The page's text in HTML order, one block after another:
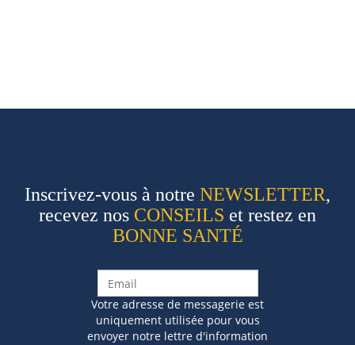
Inscrivez-vous à notre NEWSLETTER,
recevez nos CONSEILS et restez en
BONNE SANTÉ
Votre adresse de messagerie est
uniquement utilisée pour vous
envoyer notre lettre d'information